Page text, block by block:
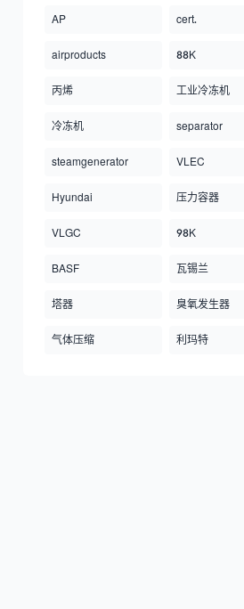
AP cert.
airproducts 88K
丙烯 工业冷冻机
冷冻机 separator
steamgenerator VLEC
Hyundai 压力容器
VLGC 98K
BASF 瓦锡兰
塔器 臭氧发生器
气体压缩 利玛特